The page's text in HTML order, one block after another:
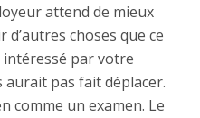
attend de mieux
choses que ce
par votre
pas fait déplacer.
comme un examen. Le